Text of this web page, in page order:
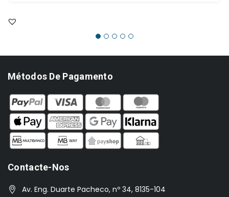
Métodos De Pagamento
Contacte-Nos
Av. Eng. Duarte Pacheco, nº 34, 8135-104